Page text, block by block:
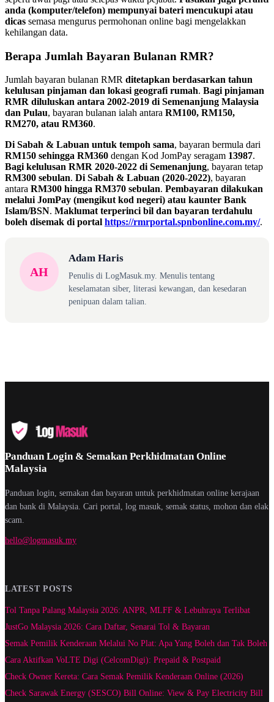
anda (komputer/telefon) mempunyai bateri mencukupi atau
dicas semasa mengurus permohonan online bagi mengelakkan
kehilangan data.
Berapa Jumlah Bayaran Bulanan RMR?
Jumlah bayaran bulanan RMR ditetapkan berdasarkan tahun
kelulusan pinjaman dan lokasi geografi rumah. Bagi pinjaman
RMR diluluskan antara 2002-2019 di Semenanjung Malaysia
dan Pulau, bayaran bulanan ialah antara RM100, RM150,
RM270, atau RM360.
Di Sabah & Labuan untuk tempoh sama, bayaran bermula dari
RM150 sehingga RM360 dengan Kod JomPay seragam 13987.
Bagi kelulusan RMR 2020-2022 di Semenanjung, bayaran tetap
RM300 sebulan. Di Sabah & Labuan (2020-2022), bayaran
antara RM300 hingga RM370 sebulan. Pembayaran dilakukan
melalui JomPay (mengikut kod negeri) atau kaunter Bank
Islam/BSN. Maklumat terperinci bil dan bayaran terdahulu
boleh disemak di portal https://rmrportal.spnbonline.com.my/.
AH
Adam Haris
Penulis di LogMasuk.my. Menulis tentang
keselamatan siber, literasi kewangan, dan kesedaran
penipuan dalam talian.
Panduan Login & Semakan Perkhidmatan Online
Malaysia
Panduan login, semakan dan bayaran untuk perkhidmatan online kerajaan
dan bank di Malaysia. Cari portal, log masuk, semak status, mohon dan elak
scam.
hello@logmasuk.my
LATEST POSTS
Tol Tanpa Palang Malaysia 2026: ANPR, MLFF & Lebuhraya Terlibat
JustGo Malaysia 2026: Cara Daftar, Senarai Tol & Bayaran
Semak Pemilik Kenderaan Melalui No Plat: Apa Yang Boleh dan Tak Boleh
Cara Aktifkan VoLTE Digi (CelcomDigi): Prepaid & Postpaid
Check Owner Kereta: Cara Semak Pemilik Kenderaan Online (2026)
Check Sarawak Energy (SESCO) Bill Online: View & Pay Electricity Bill